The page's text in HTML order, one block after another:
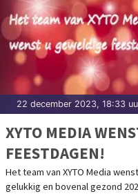
22 december 2023, 18:33
XYTO MEDIA
FEESTDAGEN!
Het team van XYTO Media
gelukkig en bovenal gezond